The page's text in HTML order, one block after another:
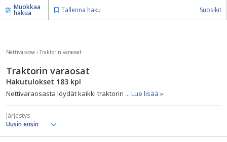
Muokkaa
hakua Tallenna haku Suosikit
Nettivaraosa › Traktorin varaosat
Traktorin varaosat
Hakutulokset 183 kpl
Nettivaraosasta löydät kaikki traktorin ... Lue lisää »
Järjestys